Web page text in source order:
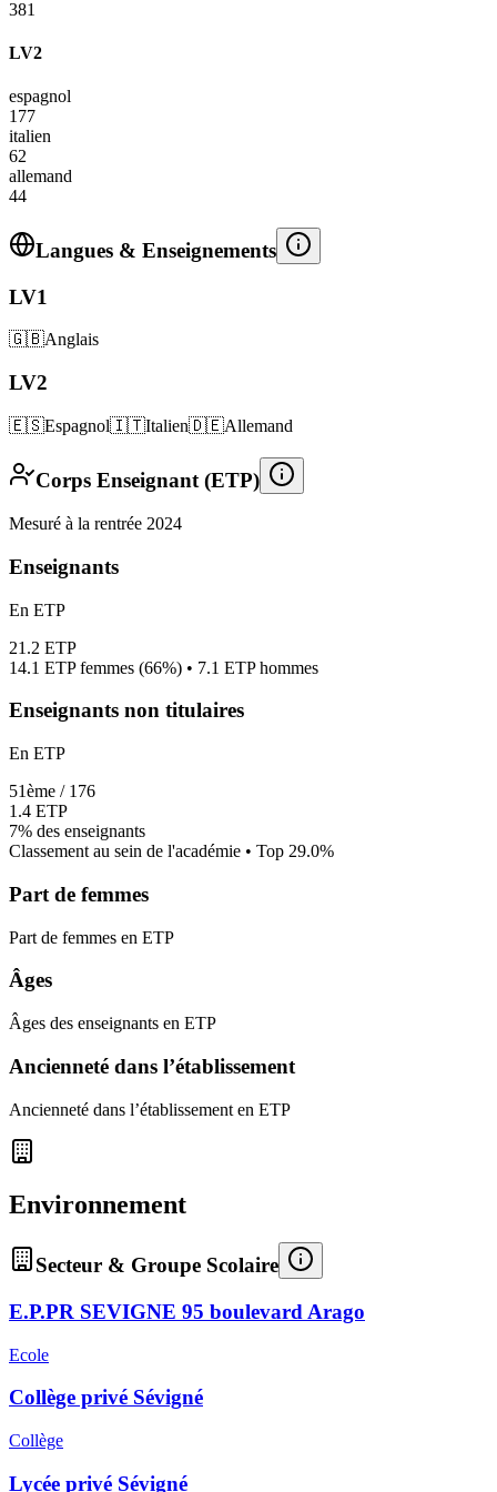
381
LV2
espagnol
177
italien
62
allemand
44
Langues & Enseignements
LV1
🇬🇧Anglais
LV2
🇪🇸Espagnol🇮🇹Italien🇩🇪Allemand
Corps Enseignant (ETP)
Mesuré à la rentrée 2024
Enseignants
En ETP
21.2 ETP
14.1 ETP femmes (66%) • 7.1 ETP hommes
Enseignants non titulaires
En ETP
51ème / 176
1.4 ETP
7% des enseignants
Classement au sein de l'académie • Top 29.0%
Part de femmes
Part de femmes en ETP
Âges
Âges des enseignants en ETP
Ancienneté dans l’établissement
Ancienneté dans l’établissement en ETP
Environnement
Secteur & Groupe Scolaire
E.P.PR SEVIGNE 95 boulevard Arago
Ecole
Collège privé Sévigné
Collège
Lycée privé Sévigné